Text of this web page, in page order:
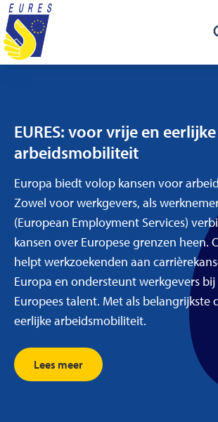
Ga naar de inhoud
EURES: voor vrije en eerlijke
arbeidsmobiliteit
Europa biedt volop kansen voor
Zowel voor werkgevers, als
(European Employment Services)
kansen over Europese grenzen heen.
helpt werkzoekenden aan
Europa en ondersteunt werkgevers
Europees talent. Met als belangrijkste
eerlijke arbeidsmobiliteit.
Lees meer